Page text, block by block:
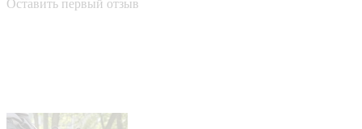
Оставить первый отзыв